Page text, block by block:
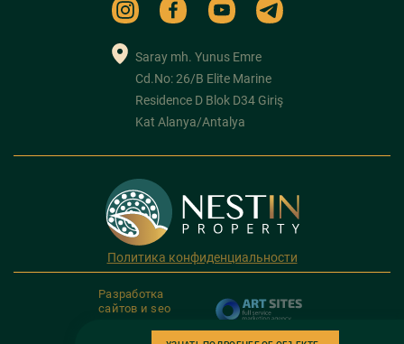
Saray mh. Yunus Emre
Cd.No: 26/B Elite Marine
Residence D Blok D34 Giriş
Kat Alanya/Antalya
Политика конфиденциальности
Разработка
сайтов и seo